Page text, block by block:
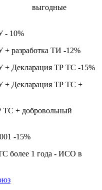
выгодные
- 10%
+ разработка ТИ -12%
+ Декларация ТР ТС -15%
+ Декларация ТР ТС +
ТС + добровольный
-15%
более 1 года - ИСО в